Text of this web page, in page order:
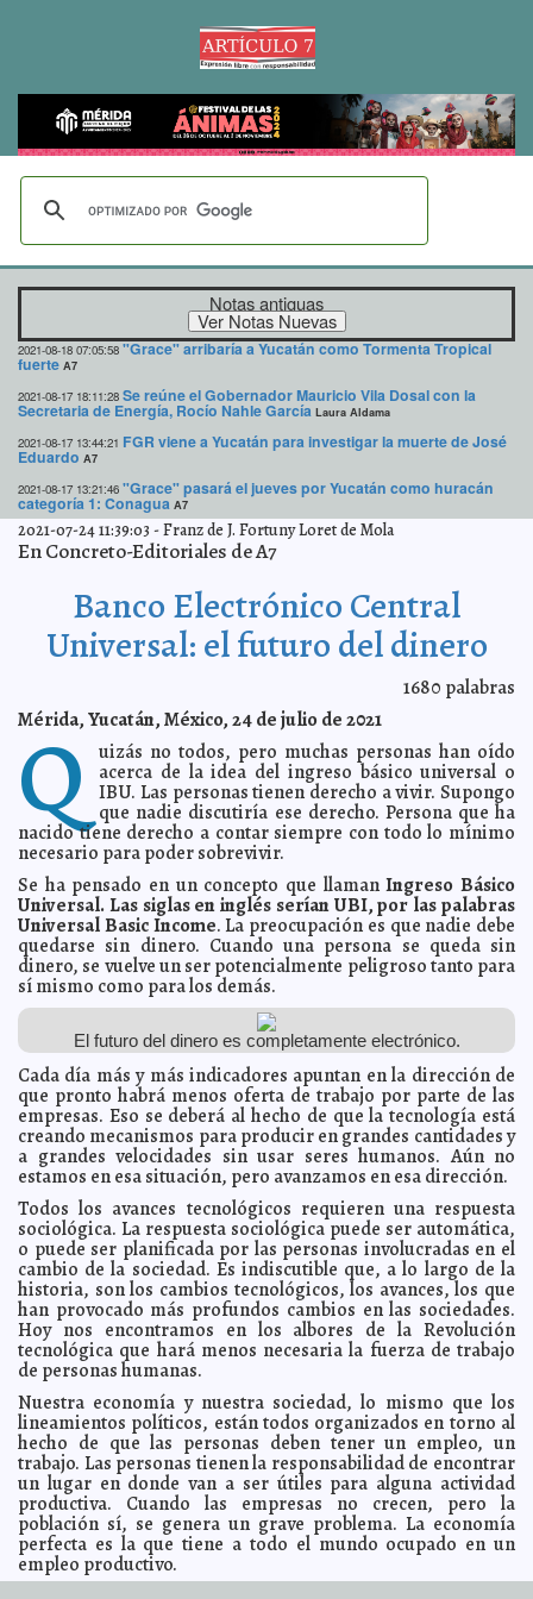
Notas antiguas
2021-08-18 07:05:58 "Grace" arribaría a Yucatán como Tormenta Tropical
fuerte A7
2021-08-17 18:11:28 Se reúne el Gobernador Mauricio Vila Dosal con la
Secretaria de Energía, Rocío Nahle García Laura Aldama
2021-08-17 13:44:21 FGR viene a Yucatán para investigar la muerte de José
Eduardo A7
2021-08-17 13:21:46 "Grace" pasará el jueves por Yucatán como huracán
categoría 1: Conagua A7
2021-08-17 07:08:53 Se entregó todo el material en vídeo de detención,
traslado y estancia de José Eduardo reitera Policía Municipal de
Mérida
2021-08-16 18:40:47 Vídeos no muestran en ningún momento actos de
violencia en contra de José Eduardo: defensa de Policías Municipales
2021-08-16 17:04:40 Rostros de la historia de Yucatán en Pasaje Picheta
Grace provocará fuertes lluvias, vientos y oleaje en
Yucatán, el 18 y 19 de agosto Claudia Sofía Gómez Infante
2021-08-16 16:04:16 FGE presenta cronología del caso del joven José
Eduardo
2021-08-16 15:18:32 El Gobernador Mauricio Vila Dosal recibe su segunda
dosis contra el CoronavirusKamila López
2021-08-16 15:04:29 Mérida es más fuerte que sus problemas, afirma el
alcalde Renán Barrera Laura Aldama
2021-08-16 09:30:43 Infonavit vigilará que viviendas nuevas se construyan
cerca de escuelas, transporte y espacios públicos
Jorge Armando León
Borges
2021-08-15 13:49:22 Anticipa Procivy lluvias intensas por influencia de
"Fred" y "Grace" Javier W. López Madera
2021-08-15 13:33:15 Clausuran bar en la Col. Bojórquez por incumplir
protocolos y medidas sanitarias ante la pandemia por COVID-19
Carmen
Alicia Briceño Sánchez
Recuerda IMSS Yucatán medidas para prevenir COVID-
19 en transporte público y de plataformas digitales Kamila López
2021-08-15 12:41:48 Semujeres brinda atención integral a familia de mujer
que perdió la vida en el sur de Mérida Laura Aldama
2021-08-15 12:29:44 Tras más de 20 cirugías, especialistas del IMSS evitan
amputar brazo de joven chiapaneca que sufrió múltiples fracturas
Laura Aldama
2021-08-13 13:57:15 UADY e Infonavit suscriben convenio de colaboración
Juan Francisco del Toral
2021-08-13 13:26:19 El lunes 16 y el martes 17 de agosto se aplicará en
Mérida segunda dosis de Pfizer contra COVID-19 para personas
rezagadas Carmen Alicia Briceño Sánchez
2021-08-12 17:38:39 El Ayuntamiento entrega la medalla Héctor Herrera
“Cholo” 2021 a Erick Ávila “Cuxum” Kamila López
2021-08-12 17:08:21 Un nuevo cargamento con 15,210 vacunas de Pfizer
contra el Coronavirus llega a Yucatán
2021-08-12 08:22:22 Kio Networks, reconocida como una de las empresas
más innovadoras de México A7
2021-08-12 07:58:52 Habitantes del interior del estado continúan recibiendo
el respaldo del Gobernador Mauricio Vila Dosa Jorge Armando León Borges
2021-08-12 07:08:55 Llama Protección Civil a estar alertas ante posibles
eventos ciclónicos Kamila López
2021-08-09 17:40:01 Cáncer Cervicouterino, quinto lugar en incidencia a
nivel nacional Claudia Sofía Gómez Infante
2021-07-24 11:39:03 -Franz de J. Fortuny Loret de Mola
En Concreto-Editoriales de A7
Banco Electrónico Central
Universal: el futuro del dinero
1680 palabras
Mérida, Yucatán, México, 24 de julio de 2021
Q uizás no todos, pero muchas personas han oído
acerca de la idea del ingreso básico universal o
IBU. Las personas tienen derecho a vivir. Supongo
que nadie discutiría ese derecho. Persona que ha
nacido tiene derecho a contar siempre con todo lo mínimo
necesario para poder sobrevivir.
Se ha pensado en un concepto que llamanIngreso Básico
Universal. Las siglas en inglés serían UBI, por las palabras
Universal Basic Income. La preocupación es que nadie debe
quedarse sin dinero. Cuando una persona se queda sin
dinero, se vuelve un ser potencialmente peligroso tanto para
sí mismo como para los demás.
El futuro del dinero es completamente electrónico.
Cada día más y más indicadores apuntan en la dirección de
que pronto habrá menos oferta de trabajo por parte de las
empresas. Eso se deberá al hecho de que la tecnología está
creando mecanismos para producir en grandes cantidades y
a grandes velocidades sin usar seres humanos. Aún no
estamos en esa situación, pero avanzamos en esa dirección.
Todos los avances tecnológicos requieren una respuesta
sociológica. La respuesta sociológica puede ser automática,
o puede ser planificada por las personas involucradas en el
cambio de la sociedad. Es indiscutible que, a lo largo de la
historia, son los cambios tecnológicos, los avances, los que
han provocado más profundos cambios en las sociedades.
Hoy nos encontramos en los albores de la Revolución
tecnológica que hará menos necesaria la fuerza de trabajo
de personas humanas.
Nuestra economía y nuestra sociedad, lo mismo que los
lineamientos políticos, están todos organizados en torno al
hecho de que las personas deben tener un empleo, un
trabajo. Las personas tienen la responsabilidad de encontrar
un lugar en donde van a ser útiles para alguna actividad
productiva. Cuando las empresas no crecen, pero la
población sí, se genera un grave problema. La economía
perfecta es la que tiene a todo el mundo ocupado en un
empleo productivo.